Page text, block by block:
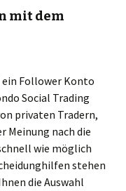
mit dem
Follower Konto
Social Trading
privaten Tradern,
Meinung nach die
wie möglich
stehen
die Auswahl